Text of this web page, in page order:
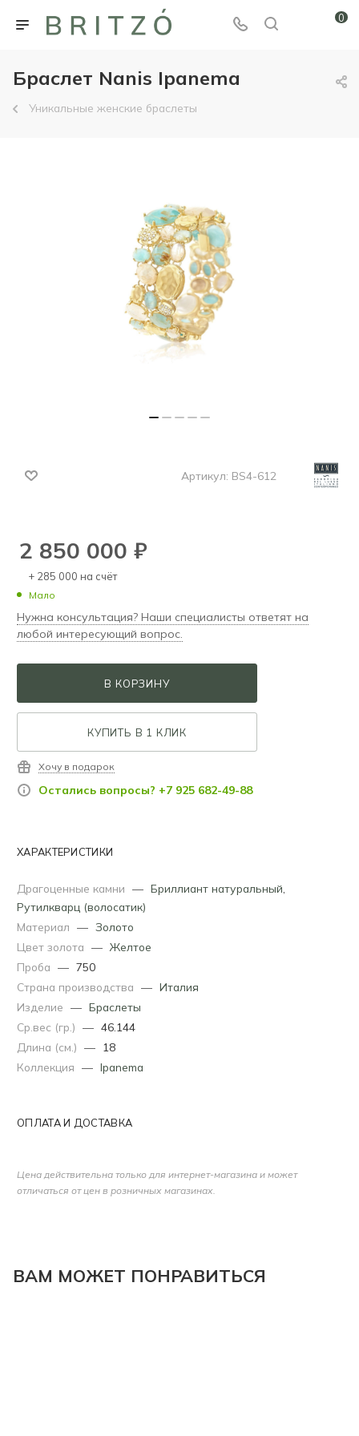
0
Браслет Nanis Ipanema
Уникальные женские браслеты
Артикул: BS4-612
2 850 000 ₽
+ 285 000 на счёт
Мало
Нужна консультация? Наши специалисты ответят на
любой интересующий вопрос.
В КОРЗИНУ
КУПИТЬ В 1 КЛИК
Хочу в подарок
Остались вопросы? +7 925 682-49-88
ХАРАКТЕРИСТИКИ
Драгоценные камни — Бриллиант натуральный
Рутилкварц (волосатик)
Материал — Золото
Цвет золота — Желтое
Проба — 750
Страна производства — Италия
Изделие — Браслеты
Ср.вес (гр.) — 46.144
Длина (см.) —
18
Коллекция — Ipanema
ОПЛАТА И ДОСТАВКА
Цена действительна только для интернет-магазина и может
отличаться от цен в розничных магазинах.
ВАМ МОЖЕТ ПОНРАВИТЬСЯ